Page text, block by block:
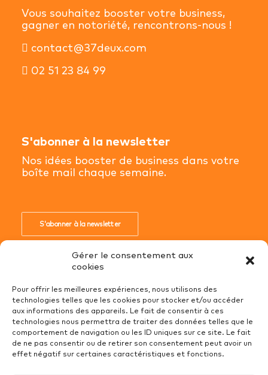
Gérer le consentement aux
cookies
Pour offrir les meilleures expériences, nous utilisons des
technologies telles que les cookies pour stocker et/ou accéder
aux informations des appareils. Le fait de consentir à ces
technologies nous permettra de traiter des données telles que le
comportement de navigation ou les ID uniques sur ce site. Le fait
de ne pas consentir ou de retirer son consentement peut avoir un
effet négatif sur certaines caractéristiques et fonctions.
Vous souhaitez booster votre business,
gagner en notoriété, rencontrons-nous !
contact@37deux.com
02 51 23 84 99
S'abonner à la newsletter
Nos idées booster de business dans votre
boîte mail chaque semaine.
S'abonner à la newsletter
Conditions Générales de Ventes
Mentions Légales
Recrutement
Politique de cookies (UE)